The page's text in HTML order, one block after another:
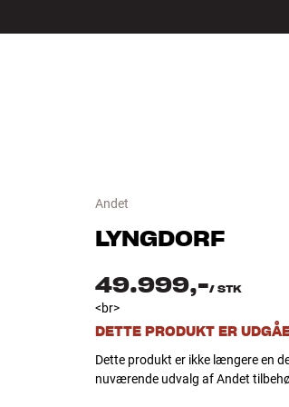
Andet
LYNGDORF
49.999,-/ STK
<br>
DETTE PRODUKT ER
Dette produkt er ikke længere en
nuværende udvalg af Andet